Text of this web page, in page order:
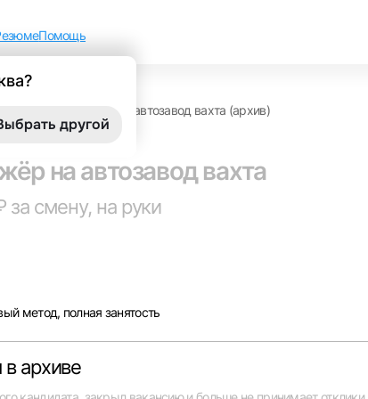
другой
Помощь
Помощник-стажёр на автозавод вахта (архив)
на автозавод вахта
смену, на руки
метод, полная занятость
в архиве